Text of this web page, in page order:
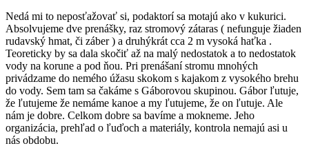
Nedá mi to neposťažovať si, podaktorí sa motajú ako v kukurici.
Absolvujeme dve prenášky, raz stromový zátaras ( nefunguje žiaden
rudavský hmat, či záber ) a druhýkrát cca 2 m vysoká haťka .
Teoreticky by sa dala skočiť až na malý nedostatok a to nedostatok
vody na korune a pod ňou. Pri prenášaní stromu mnohých
privádzame do nemého úžasu skokom s kajakom z vysokého brehu
do vody. Sem tam sa čakáme s Gáborovou skupinou. Gábor ľutuje,
že ľutujeme že nemáme kanoe a my ľutujeme, že on ľutuje. Ale
nám je dobre. Celkom dobre sa bavíme a mokneme. Jeho
organizácia, prehľad o ľuďoch a materiály, kontrola nemajú asi u
nás obdobu.